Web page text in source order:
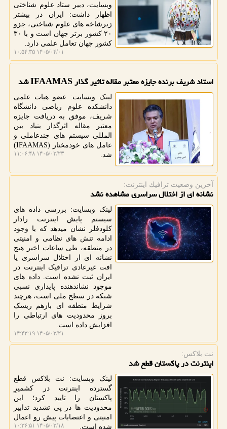
وبسایت، دبیر ستاد علوم شناختی
اظهار داشت: ایران در بیشتر
زیرشاخه های علوم شناختی، جزو
۲۰ کشور برتر جهان است و با ۳۰
کشور جهان تعامل علمی دارد.
۱۴۰۵/۰۴/۰۱ ۱۰:۵۴:۳۵
استاد شریف برنده جایزه معتبر مقاله تاثیر گذار IFAAMAS شد
لینک وبسایت: عضو هیات علمی
دانشکده علوم ریاضی دانشگاه
شریف، موفق به دریافت جایزه
معتبر مقاله اثرگذار بنیاد بین
المللی سیستم های چندعاملی و
عامل های خودمختار (IFAAMAS)
شد.
۱۴۰۵/۰۳/۲۳ ۱۱:۰۶:۴۸
آخرین وضعیت ترافیك اینترنت:
نشانه ای از اختلال سراسری مشاهده نشد
لینک وبسایت: بررسی داده های
سیستم پایش اینترنت رادار
کلودفلر نشان میدهد که با وجود
ادامه تنش های نظامی و امنیتی
در منطقه، طی ساعات اخیر هیچ
نشانه ای از اختلال سراسری یا
افت غیرعادی ترافیک اینترنت در
ایران ثبت نشده است. داده های
موجود نشاندهنده پایداری نسبی
شبکه در سطح ملی است، هرچند
شرایط منطقه ای بازهم ریسک
بروز محدودیت های ارتباطی را
افزایش داده است.
۱۴۰۵/۰۳/۲۱ ۱۴:۴۳:۱۹
نت بلاكس:
اینترنت در پاکستان قطع شد
لینک وبسایت: نت بلاکس قطع
گسترده اینترنت در کشمیرِ
پاکستان را تایید کرد؛ این
محدودیت ها در پی تشدید تدابیر
امنیتی و اعتصابات پیش رو اعمال
شده است.
۱۴۰۵/۰۳/۱۸ ۱۰:۳۶:۵۱